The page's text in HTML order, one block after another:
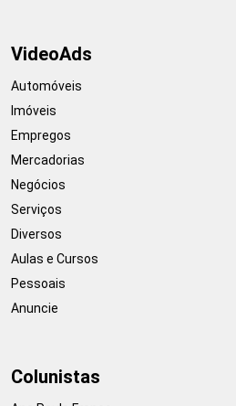
VideoAds
Automóveis
Imóveis
Empregos
Mercadorias
Negócios
Serviços
Diversos
Aulas e Cursos
Pessoais
Anuncie
Colunistas